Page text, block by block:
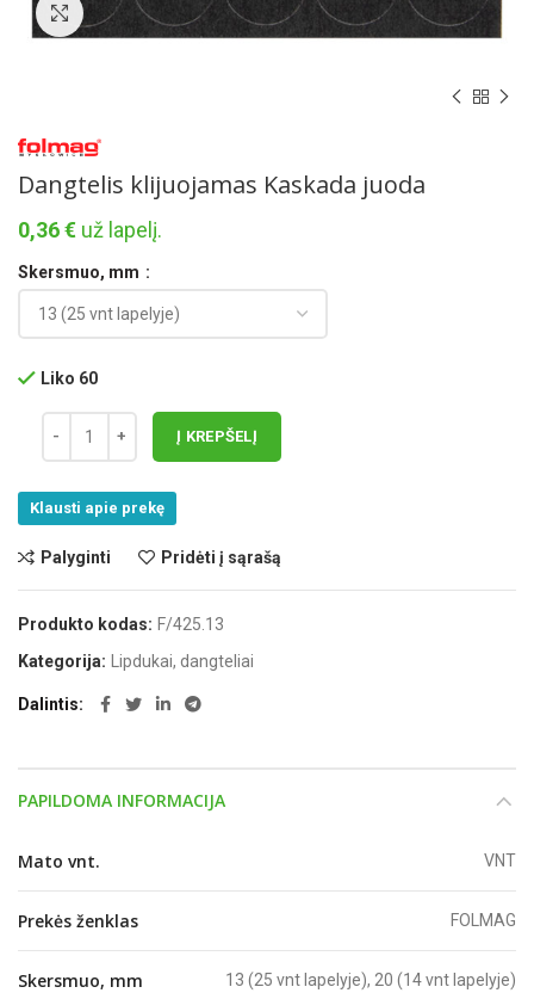
Norėdami padidinti spauskite čia
Dangtelis klijuojamas Kaskada juoda
0,36€ už lapelį.
Skersmuo, mm
Liko 60
Į KREPŠELĮ
Klausti apie prekę
Palyginti Pridėti į sąrašą
Produkto kodas: F/425.13
Kategorija:
Lipdukai, dangteliai
Dalintis
PAPILDOMA INFORMACIJA
Mato vnt. VNT
Prekės ženklas FOLMAG
Skersmuo, mm 13 (25 vnt lapelyje), 20 (14 vnt lapelyje)